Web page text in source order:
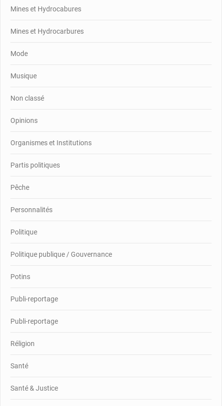
Mines et Hydrocabures
Mines et Hydrocarbures
Mode
Musique
Non classé
Opinions
Organismes et Institutions
Partis politiques
Pêche
Personnalités
Politique
Politique publique / Gouvernance
Potins
Publi-reportage
Publi-reportage
Réligion
Santé
Santé & Justice